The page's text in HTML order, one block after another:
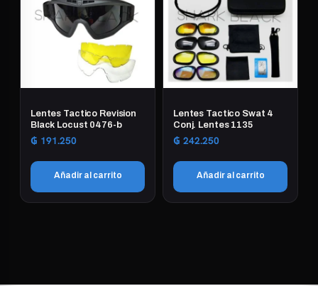
Lentes Tactico Revision
Black Locust 0476-b
₲ 191.250
Añadir al carrito
Lentes Tactico Swat 4
Conj. Lentes 1135
₲ 242.250
Añadir al carrito